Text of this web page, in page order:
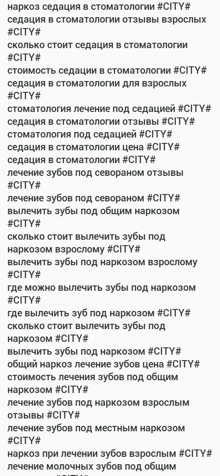
наркоз седация в стоматологии #CITY#
седация в стоматологии отзывы взрослых
#CITY#
сколько стоит седация в стоматологии
#CITY#
стоимость седации в стоматологии #CITY#
седация в стоматологии для взрослых
#CITY#
стоматология лечение под седацией #CITY#
седация в стоматологии отзывы #CITY#
стоматология под седацией #CITY#
седация в стоматологии цена #CITY#
седация в стоматологии #CITY#
лечение зубов под севораном отзывы
#CITY#
лечение зубов под севораном #CITY#
вылечить зубы под общим наркозом
#CITY#
сколько стоит вылечить зубы под
наркозом взрослому #CITY#
вылечить зубы под наркозом взрослому
#CITY#
где можно вылечить зубы под наркозом
#CITY#
где вылечить зуб под наркозом #CITY#
сколько стоит вылечить зубы под
наркозом #CITY#
вылечить зубы под наркозом #CITY#
общий наркоз лечение зубов цена #CITY#
стоимость лечения зубов под общим
наркозом #CITY#
лечение зубов под наркозом взрослым
отзывы #CITY#
лечение зубов под местным наркозом
#CITY#
наркоз при лечении зубов взрослым #CITY#
лечение молочных зубов под общим